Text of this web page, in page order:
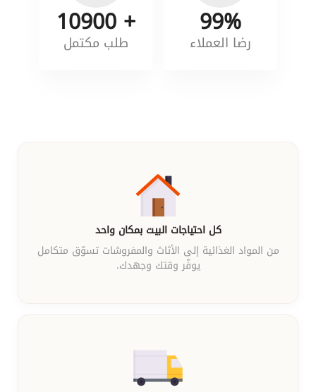
99%
رضا العملاء
+ 10900
طلب مكتمل
كل احتياجات البيت بمكان واحد
من المواد الغذائية إلى الأثاث والمفروشات تسوّق متكامل
يوفّر وقتك وجهدك.